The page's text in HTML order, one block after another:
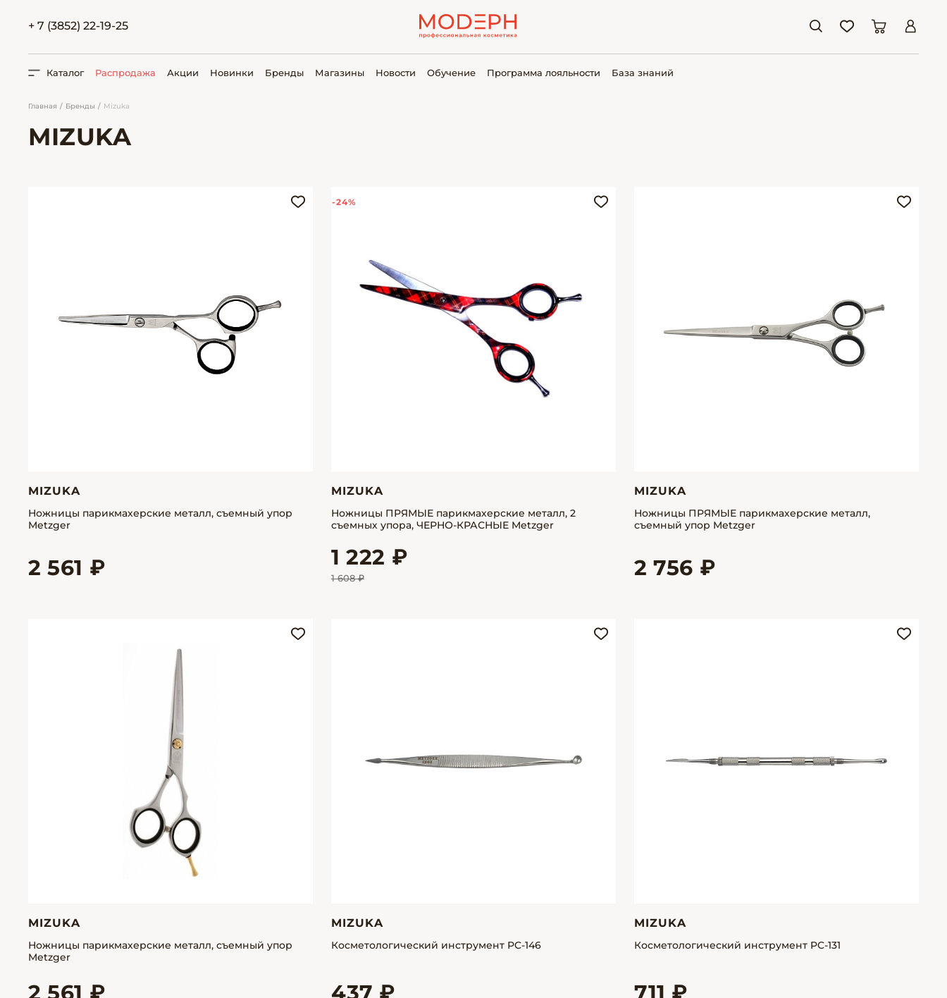
+ 7 (3852) 22-19-25
Каталог Распродажа Акции Новинки Бренды Магазины Новости Обучение Программа лояльности База знаний
Главная Бренды Mizuka
MIZUKA
MIZUKA
Ножницы парикмахерские металл, съемный упор
Metzger
2 561 ₽
-24%
MIZUKA
Ножницы ПРЯМЫЕ парикмахерские металл, 2
съемных упора, ЧЕРНО-КРАСНЫЕ Metzger
1 222 ₽
1 608 ₽
MIZUKA
Ножницы ПРЯМЫЕ парикмахерские металл,
съемный упор Metzger
2 756 ₽
MIZUKA
Ножницы парикмахерские металл, съемный упор
Metzger
2 561 ₽
MIZUKA
Косметологический инструмент PC-146
437 ₽
MIZUKA
Косметологический инструмент PC-131
711 ₽